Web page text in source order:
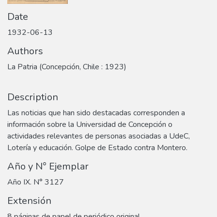
Date
1932-06-13
Authors
La Patria (Concepción, Chile : 1923)
Description
Las noticias que han sido destacadas corresponden a
información sobre la Universidad de Concepción o
actividades relevantes de personas asociadas a UdeC,
Lotería y educación. Golpe de Estado contra Montero.
Año y N° Ejemplar
Año IX. N° 3127
Extensión